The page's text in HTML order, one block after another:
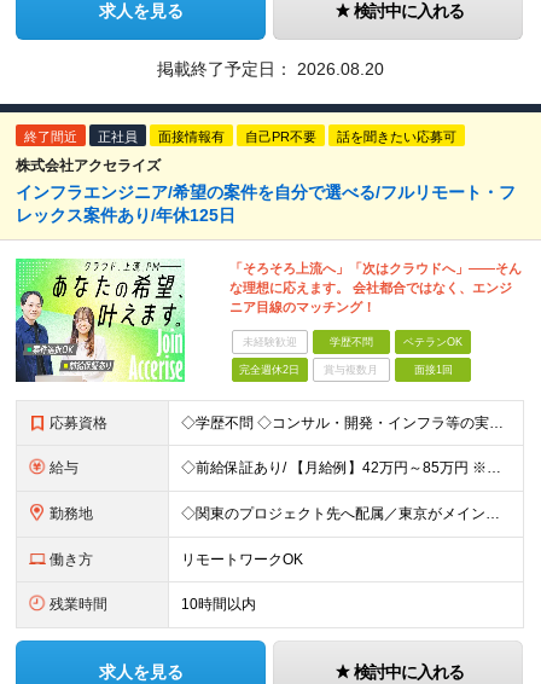
求人を見る 検討中に入れる
掲載終了予定日： 2026.08.20
終了間近 正社員 面接情報有 自己PR不要 話を聞きたい応募可
株式会社アクセライズ
インフラエンジニア/希望の案件を自分で選べる/フルリモート・フ
レックス案件あり/年休125日
「そろそろ上流へ」「次はクラウドへ」――そん
な理想に応えます。 会社都合ではなく、エンジ
ニア目線のマッチング！
未経験歓迎 学歴不問 ベテランOK
完全週休2日 賞与複数月 面接1回
応募資格 ◇学歴不問 ◇コンサル・開発・インフラ等の実務経験（目安：3年以上）をお持ちの方 ◇技術領域・業種は不問です（サーバ／NW／クラウドいずれも歓迎） 【こんな方に向いています】 ◎自分のキャリアを主体
給与 ◇前給保証あり/ 【月給例】42万円～85万円 ※経験・スキル・前職給与を考慮のうえ決定します。 ※上記金額には固定残業代（30時間分／月7.5万円～15万円）を含みます。超過分は別途支給。
勤務地 ◇関東のプロジェクト先へ配属／東京がメインです ◇転勤はありません ◇案件によってはフルリモートが可能 【本社】千代田区神田小川町1-5-1 神田御幸ビル8F
働き方 リモートワークOK
残業時間 10時間以内
求人を見る 検討中に入れる